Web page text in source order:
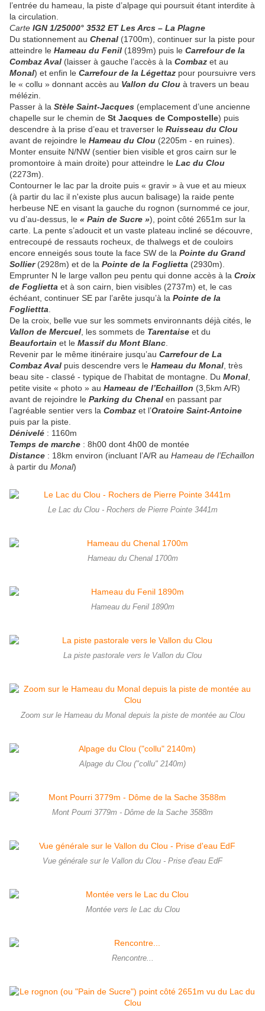
l’entrée du hameau, la piste d’alpage qui poursuit étant interdite à
la circulation.
Carte IGN 1/25000° 3532 ET Les Arcs – La Plagne
Du stationnement au Chenal (1700m), continuer sur la piste pour
atteindre le Hameau du Fenil (1899m) puis le Carrefour de la
Combaz Aval (laisser à gauche l’accès à la Combaz et au
Monal) et enfin le Carrefour de la Légettaz pour poursuivre vers
le « collu » donnant accès au Vallon du Clou à travers un beau
mélézin.
Passer à la Stèle Saint-Jacques (emplacement d’une ancienne
chapelle sur le chemin de St Jacques de Compostelle) puis
descendre à la prise d’eau et traverser le Ruisseau du Clou
avant de rejoindre le Hameau du Clou (2205m - en ruines).
Monter ensuite N/NW (sentier bien visible et gros cairn sur le
promontoire à main droite) pour atteindre le Lac du Clou
(2273m).
Contourner le lac par la droite puis « gravir » à vue et au mieux
(à partir du lac il n'existe plus aucun balisage) la raide pente
herbeuse NE en visant la gauche du rognon (surnommé ce jour,
vu d’au-dessus, le « Pain de Sucre »), point côté 2651m sur la
carte. La pente s’adoucit et un vaste plateau incliné se découvre,
entrecoupé de ressauts rocheux, de thalwegs et de couloirs
encore enneigés sous toute la face SW de la Pointe du Grand
Sollier (2928m) et de la Pointe de la Foglietta (2930m).
Emprunter N le large vallon peu pentu qui donne accès à la Croix
de Foglietta et à son cairn, bien visibles (2737m) et, le cas
échéant, continuer SE par l’arête jusqu’à la Pointe de la
Fogliettta
De la croix, belle vue sur les sommets environnants déjà cités, le
Vallon de Mercuel , les sommets de Tarentaise et du
Beaufortain et le Massif du Mont Blanc
Revenir par le même itinéraire jusqu’au Carrefour de La
Combaz Aval puis descendre vers le Hameau du Monal , très
beau site - classé - typique de l’habitat de montagne. Du Monal
petite visite « photo » au Hameau de l’Echaillon (3,5km A/R)
avant de rejoindre le Parking du Chenal en passant par
l’agréable sentier vers la Combaz et l’Oratoire Saint-Antoine
puis par la piste.
Dénivelé : 1160m
Temps de marche : 8h00 dont 4h00 de montée
Distance : 18km environ (incluant l’A/R au Hameau de l’Echaillon
à partir du Monal)
Le Lac du Clou - Rochers de Pierre Pointe 3441m
Hameau du Chenal 1700m
Hameau du Fenil 1890m
La piste pastorale vers le Vallon du Clou
Zoom sur le Hameau du Monal depuis la piste de montée au Clou
Alpage du Clou ("collu" 2140m)
Mont Pourri 3779m - Dôme de la Sache 3588m
Vue générale sur le Vallon du Clou - Prise d'eau EdF
Montée vers le Lac du Clou
Rencontre...